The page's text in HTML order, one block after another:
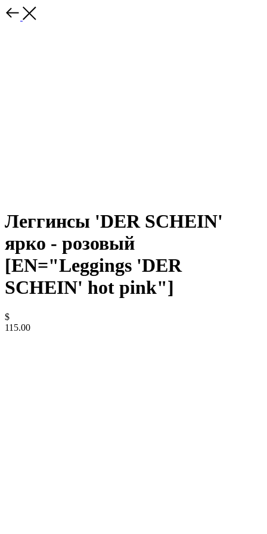
Леггинсы 'DER SCHEIN'
ярко - розовый
[EN="Leggings 'DER
SCHEIN' hot pink"]
$
115.00